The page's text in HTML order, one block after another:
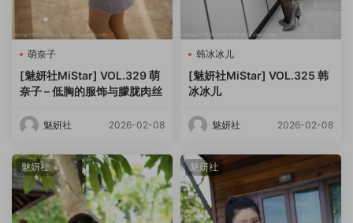
萌奈子
[魅妍社MiStar] VOL.329 萌
奈子 – 低胸的服饰与朦胧肉丝
魅妍社 2026-02-08
韩冰冰儿
[魅妍社MiStar] VOL.325 韩
冰冰儿
魅妍社 2026-02-08
魅妍社 魅妍社